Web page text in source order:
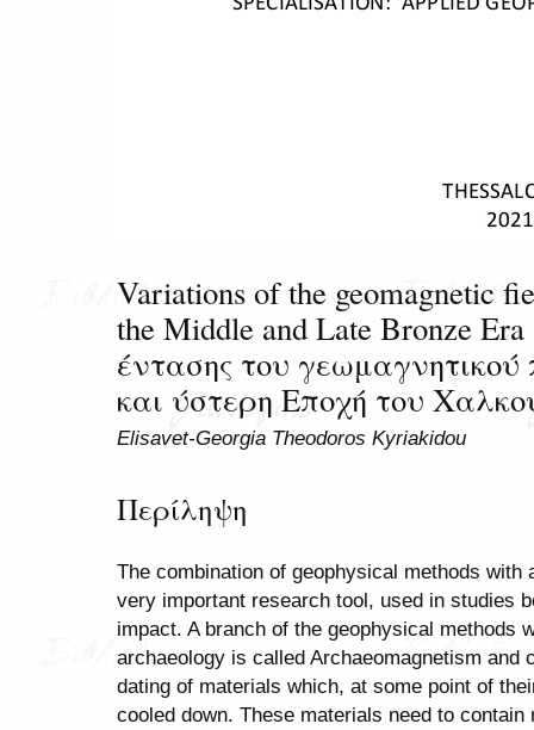
Variations of the geomagnetic
the Middle and Late Bronze
έντασης του
και ύστερη Εποχή του
Elisavet-Georgia Theodoros Kyriakidou
Περίληψη
The combination of geophysical methods with
very important research tool, used in studies
impact. A branch of the geophysical methods
archaeology is called Archaeomagnetism and
dating of materials which, at some point of
cooled down. These materials need to